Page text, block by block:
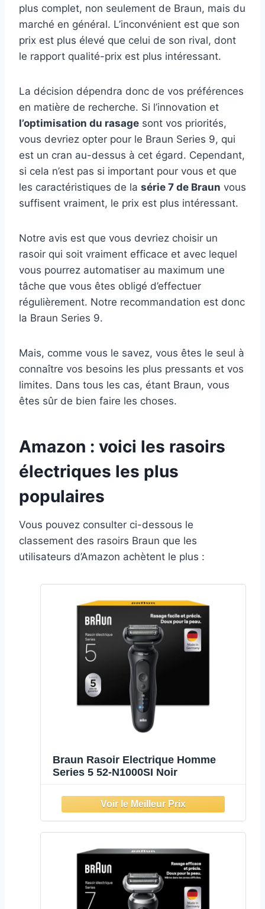
plus complet, non seulement de Braun, mais du
marché en général. L’inconvénient est que son
prix est plus élevé que celui de son rival, dont
le rapport qualité-prix est plus intéressant.
La décision dépendra donc de vos préférences
en matière de recherche. Si l’innovation et
l’optimisation du rasage sont vos priorités,
vous devriez opter pour le Braun Series 9, qui
est un cran au-dessus à cet égard. Cependant,
si cela n’est pas si important pour vous et que
les caractéristiques de la série 7 de Braun vous
suffisent vraiment, le prix est plus intéressant.
Notre avis est que vous devriez choisir un
rasoir qui soit vraiment efficace et avec lequel
vous pourrez automatiser au maximum une
tâche que vous êtes obligé d’effectuer
régulièrement. Notre recommandation est donc
la Braun Series 9.
Mais, comme vous le savez, vous êtes le seul à
connaître vos besoins les plus pressants et vos
limites. Dans tous les cas, étant Braun, vous
êtes sûr de bien faire les choses.
Amazon : voici les rasoirs
électriques les plus
populaires
Vous pouvez consulter ci-dessous le
classement des rasoirs Braun que les
utilisateurs d’Amazon achètent le plus :
Braun Rasoir Electrique Homme
Series 5 52-N1000SI Noir